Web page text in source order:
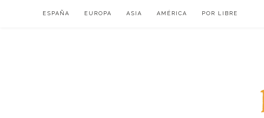
ESPAÑA EUROPA ASIA AMÉRICA POR LIBRE